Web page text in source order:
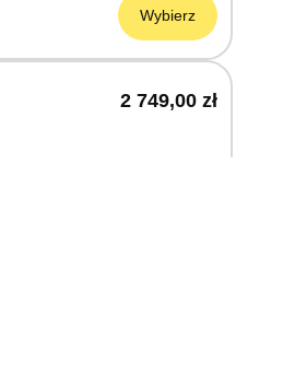
Wybierz
2 749,00 zł